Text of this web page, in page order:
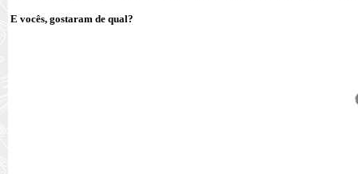
E vocês, gostaram de qual?